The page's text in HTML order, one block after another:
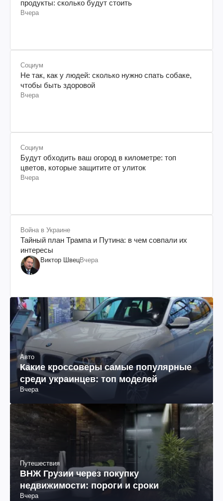
продукты: сколько будут стоить
Вчера
Социум
Не так, как у людей: сколько нужно спать собаке,
чтобы быть здоровой
Вчера
Социум
Будут обходить ваш огород в километре: топ
цветов, которые защитите от улиток
Вчера
Война в Украине
Тайный план Трампа и Путина: в чем совпали их
интересы
Виктор ШвецВчера
Авто
Какие кроссоверы самые популярные
среди украинцев: топ моделей
Вчера
Путешествия
ВНЖ Грузии через покупку
недвижимости: пороги и сроки
Вчера